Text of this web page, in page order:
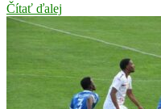
Čítať ďalej